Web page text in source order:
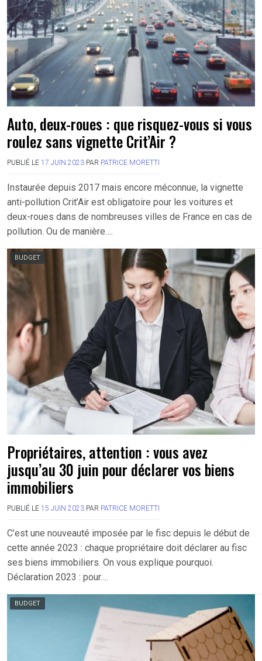
Auto, deux-roues : que risquez-vous si vous
roulez sans vignette Crit’Air ?
PUBLIÉ LE 17 JUIN 2023 PAR PATRICE MORETTI
Instaurée depuis 2017 mais encore méconnue, la vignette
anti-pollution Crit’Air est obligatoire pour les voitures et
deux-roues dans de nombreuses villes de France en cas de
pollution. Ou de manière….
BUDGET
Propriétaires, attention : vous avez
jusqu’au 30 juin pour déclarer vos biens
immobiliers
PUBLIÉ LE 15 JUIN 2023 PAR PATRICE MORETTI
C’est une nouveauté imposée par le fisc depuis le début de
cette année 2023 : chaque propriétaire doit déclarer au fisc
ses biens immobiliers. On vous explique pourquoi.
Déclaration 2023 : pour….
BUDGET